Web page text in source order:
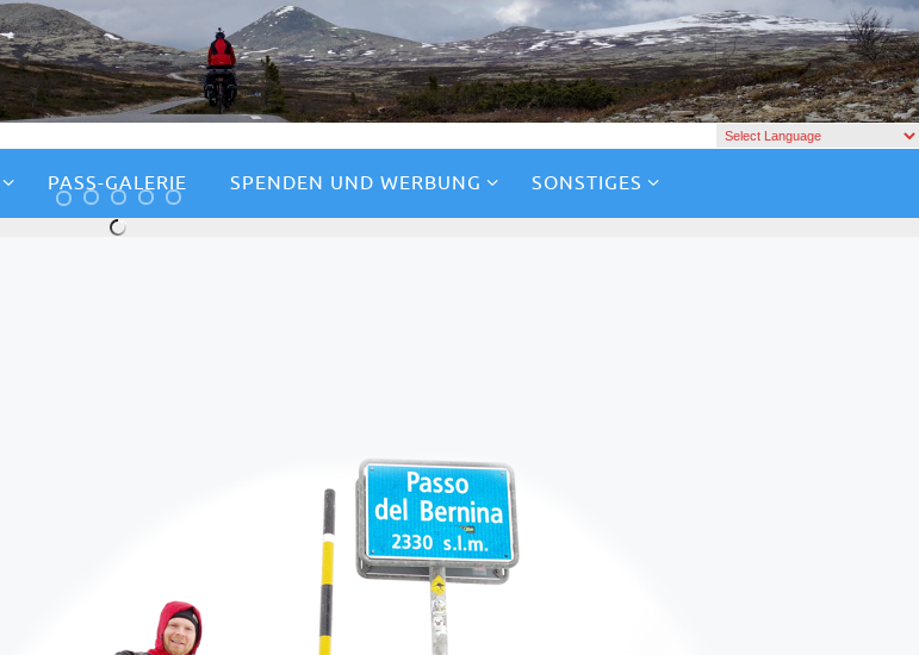
PASS-GALERIE SPENDEN UND WERBUNG SONSTIGES